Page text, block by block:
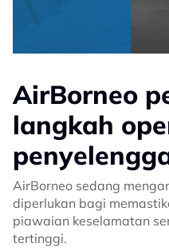
AirBorneo
langkah
AirBorneo sedang
diperlukan bagi
piawaian keselamatan
tertinggi.